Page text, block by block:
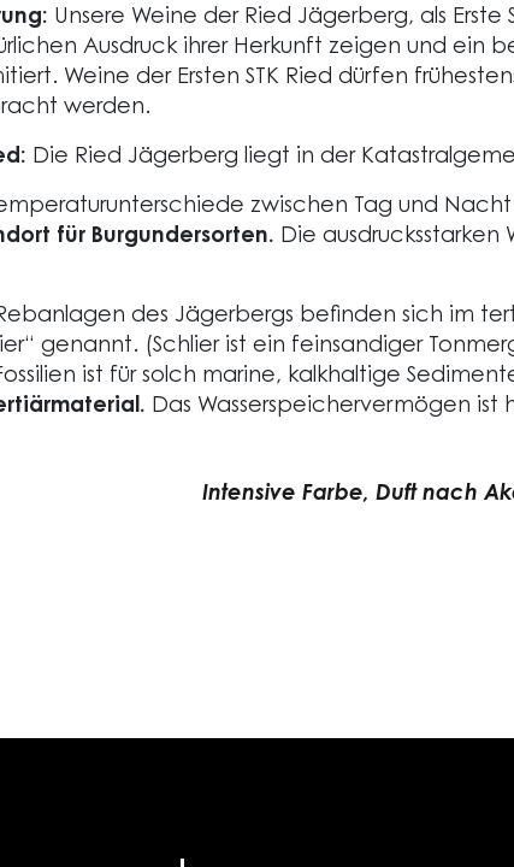
Unsere Weine der Ried Jägerberg, als Erste
Ausdruck ihrer Herkunft zeigen und ein
Weine der Ersten STK Ried dürfen
werden.
Die Ried Jägerberg liegt in der
zwischen Tag und
für Burgundersorten. Die
des Jägerbergs befinden sich im
genannt. (Schlier ist ein feinsandiger
ist für solch marine, kalkhaltige
Das Wasserspeichervermögen ist
Intensive Farbe, Duft nach